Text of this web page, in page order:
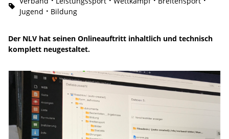
Jugend
Bildung
Der NLV hat seinen Onlineauftritt inhaltlich und technisch
komplett neugestaltet.